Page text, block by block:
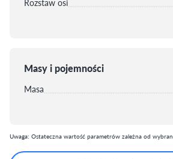
Rozstaw osi
Masy i pojemności
Masa
Uwaga: Ostateczna wartość parametrów zależna od